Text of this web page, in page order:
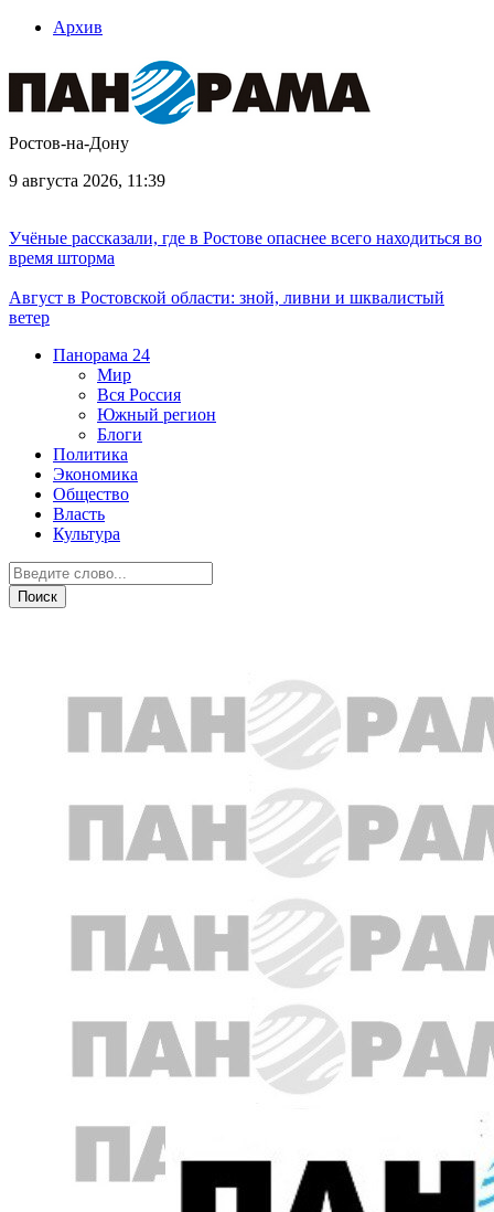
Архив
Ростов-на-Дону
9 августа 2026, 11:39
Учёные рассказали, где в Ростове опаснее всего находиться во
время шторма
Август в Ростовской области: зной, ливни и шквалистый
ветер
Панорама 24
Мир
Вся Россия
Южный регион
Блоги
Политика
Экономика
Общество
Власть
Культура